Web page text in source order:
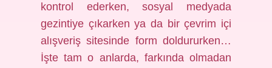
kontrol ederken, sosyal medyada
gezintiye çıkarken ya da bir çevrim içi
alışveriş sitesinde form doldururken…
İşte tam o anlarda, farkında olmadan